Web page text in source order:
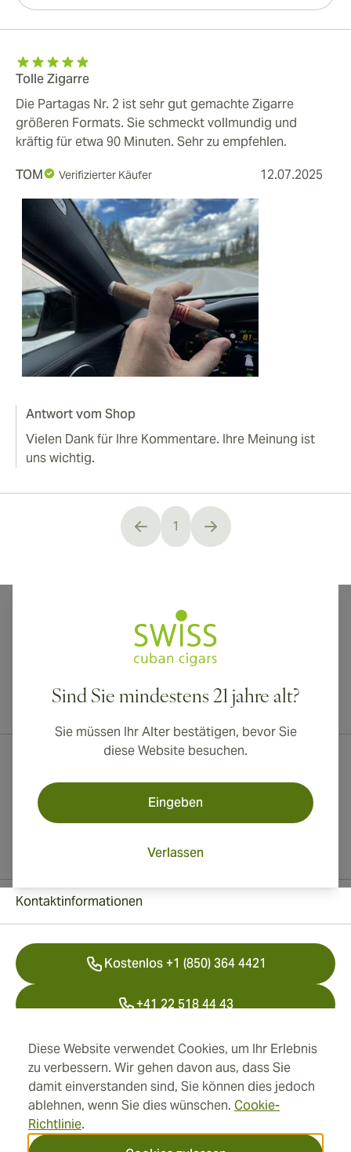
Diese Website verwendet Cookies, um Ihr Erlebnis
zu verbessern. Wir gehen davon aus, dass Sie
damit einverstanden sind, Sie können dies jedoch
ablehnen, wenn Sie dies wünschen. Cookie-
Richtlinie.
Tolle Zigarre
Die Partagas Nr. 2 ist sehr gut gemachte Zigarre
größeren Formats. Sie schmeckt vollmundig und
kräftig für etwa 90 Minuten. Sehr zu empfehlen.
TOM
Verifizierter Käufer 12.07.2025
Antwort vom Shop
Vielen Dank für Ihre Kommentare. Ihre Meinung ist
uns wichtig.
You're currently reading page
1
Sind Sie mindestens 21 jahre alt?
Sie müssen Ihr Alter bestätigen, bevor Sie
diese Website besuchen.
Eingeben
Verlassen
Internationaler Versand nach Kanada, Vereinigtes Königreich und
Informationen
Kontaktinformationen
Kostenlos +1 (850) 364 4421
+41 22 518 44 43
info@swisscubancigars.com